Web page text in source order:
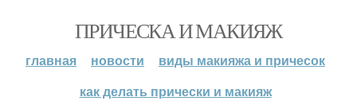
ПРИЧЕСКА И МАКИЯЖ
главная новости
виды макияжа и причесок
как делать прически и макияж